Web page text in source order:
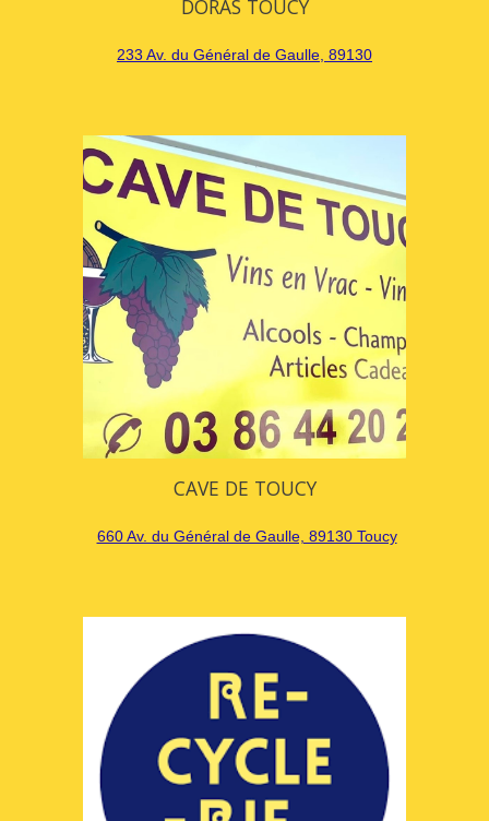
DORAS TOUCY
233 Av. du Général de Gaulle, 89130
CAVE DE TOUCY
660 Av. du Général de Gaulle, 89130 Toucy